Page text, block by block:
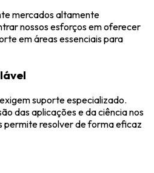
mercados altamente
nossos esforços em oferecer
em áreas essenciais para
suporte especializado.
das aplicações e da ciência nos
permite resolver de forma eficaz